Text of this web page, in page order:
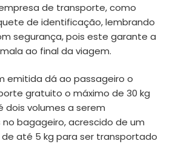
de transporte, como
de identificação, lembrando
segurança, pois este garante a
ao final da viagem.
emitida dá ao passageiro o
gratuito o máximo de 30 kg
dois volumes a serem
bagageiro, acrescido de um
até 5 kg para ser transportado